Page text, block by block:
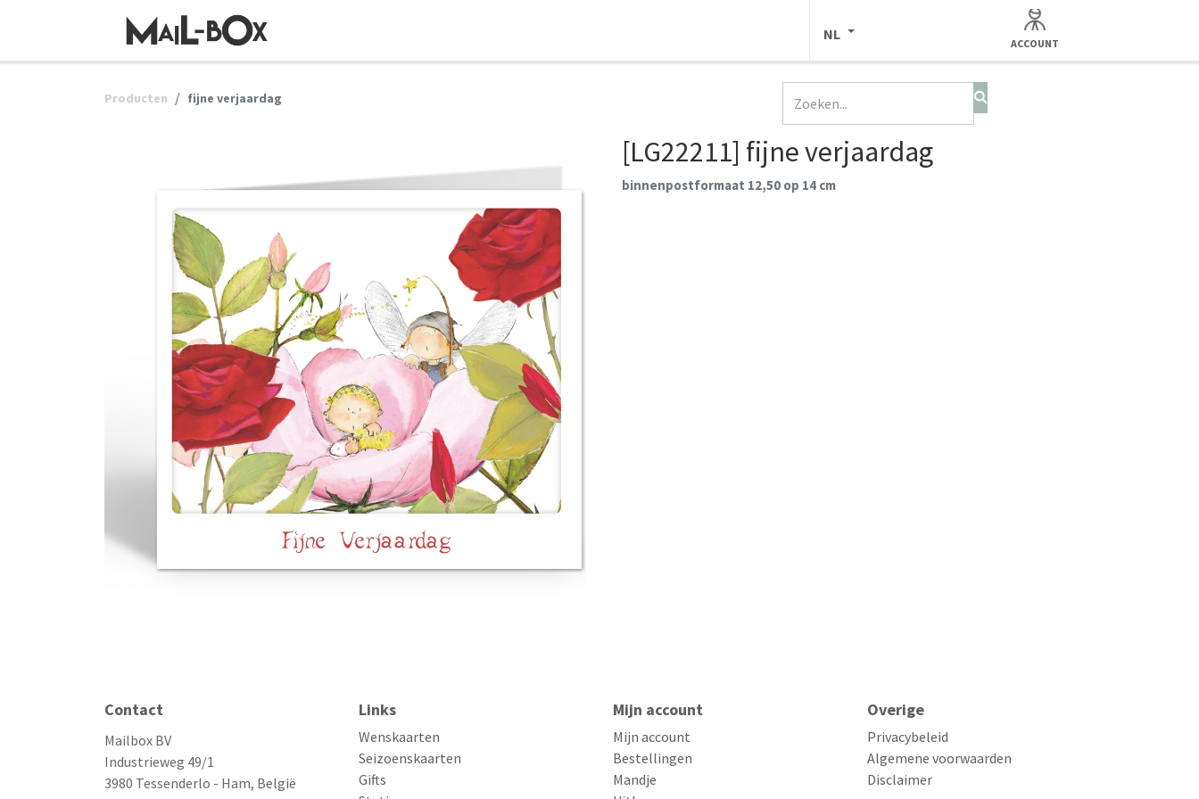
NL
ACCOUNT
Producten fijne verjaardag
[LG22211] fijne verjaardag
binnenpostformaat 12,50 op 14 cm
Contact
Mailbox BV
Industrieweg 49/1
3980 Tessenderlo - Ham, België
Links
Wenskaarten
Seizoenskaarten
Gifts
Mijn account
Mijn account
Bestellingen
Mandje
Overige
Privacybeleid
Algemene voorwaarden
Disclaimer